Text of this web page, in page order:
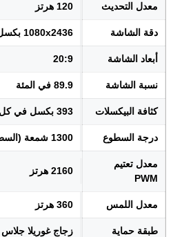
معدل التحديث 120 هرتز
دقة الشاشة 1080x2436 بكسل (+FHD)
أبعاد الشاشة 20:9
نسبة الشاشة 89.9 في المئة
كثافة البيكسلات 393 بكسل في كل إنش
درجة السطوع 1300 شمعة (السطوع الأقصى)
معدل تعتيم
PWM
2160 هرتز
معدل اللمس 360 هرتز
طبقة حماية زجاج غوريلا جلاس